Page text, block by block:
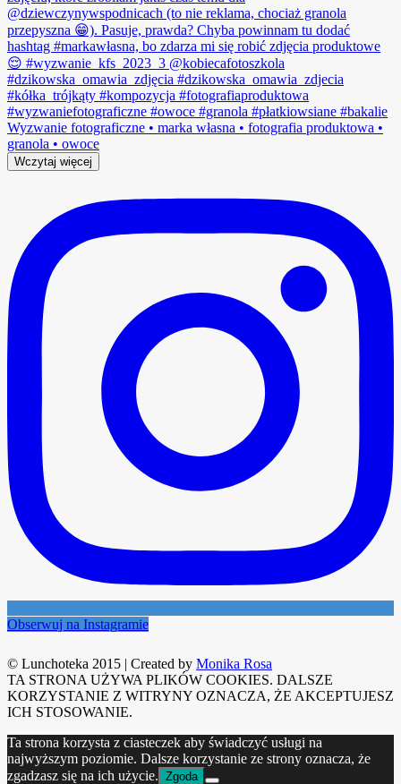
Wczytaj więcej
Obserwuj na Instagramie
© Lunchoteka 2015 | Created by Monika Rosa
TA STRONA UŻYWA PLIKÓW COOKIES. DALSZE
KORZYSTANIE Z WITRYNY OZNACZA, ŻE AKCEPTUJESZ
ICH STOSOWANIE.
Ta strona korzysta z ciasteczek aby świadczyć usługi na
najwyższym poziomie. Dalsze korzystanie ze strony oznacza, że
zgadzasz się na ich użycie. Zgoda